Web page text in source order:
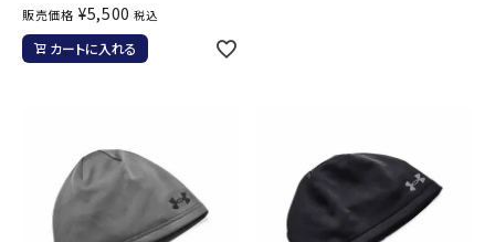
販売価格 ¥5,500 税込
カートに入れる